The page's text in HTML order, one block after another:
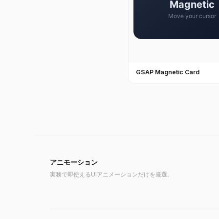
GSAP Magnetic Card
アニモーション
実務で即使えるUIアニメーションだけを厳選。